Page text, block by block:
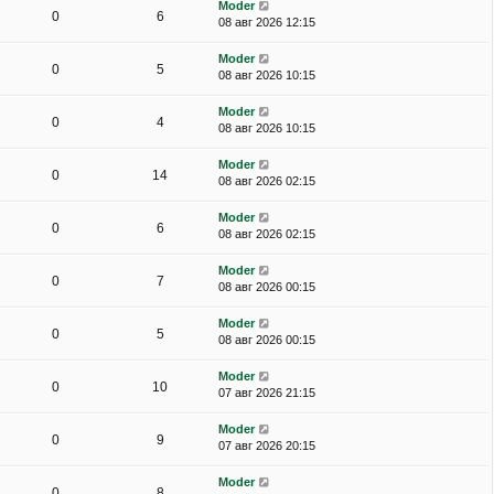
0 6
Moder
08 авг 2026 12:15
0 5
Moder
08 авг 2026 10:15
0 4
Moder
08 авг 2026 10:15
0 14
Moder
08 авг 2026 02:15
0 6
Moder
08 авг 2026 02:15
0 7
Moder
08 авг 2026 00:15
0 5
Moder
08 авг 2026 00:15
0 10
Moder
07 авг 2026 21:15
0 9
Moder
07 авг 2026 20:15
Moder